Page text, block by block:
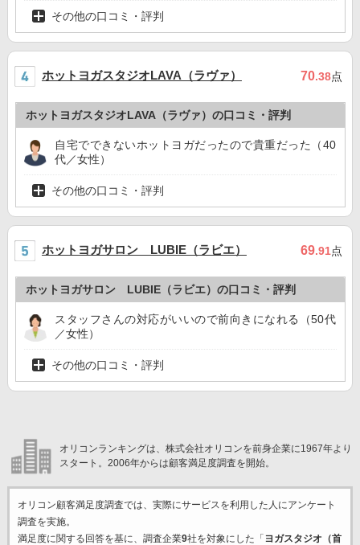
その他の口コミ・評判
ホットヨガスタジオLAVA（ラヴァ） 70.38点
ホットヨガスタジオLAVA（ラヴァ）の口コミ・評判
自宅でできないホットヨガだったので貴重だった（40
代／女性）
その他の口コミ・評判
ホットヨガサロン LUBIE（ラビエ） 69.91点
ホットヨガサロン LUBIE（ラビエ）の口コミ・評判
スタッフさんの対応がいいので前向きになれる（50代
／女性）
その他の口コミ・評判
オリコンランキングは、株式会社オリコンを前身企業に1967年より
スタート。2006年からは顧客満足度調査を開始。
オリコン顧客満足度調査では、実際にサービスを利用した 人にアンケート
調査を実施。
満足度に関する回答を基に、調査企業9社を対象にした「 ヨガスタジオ（首